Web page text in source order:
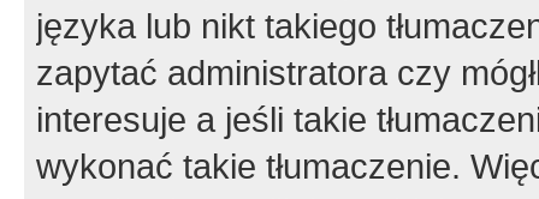
języka lub nikt takiego
zapytać administratora czy
interesuje a jeśli takie
wykonać takie tłumaczenie.